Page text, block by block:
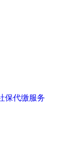
保代缴服务